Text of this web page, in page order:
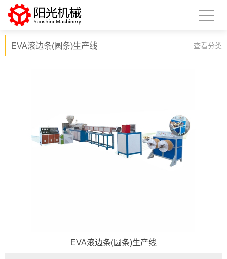
EVA滚边条(圆条)生产线 查看分类
EVA滚边条(圆条)生产线